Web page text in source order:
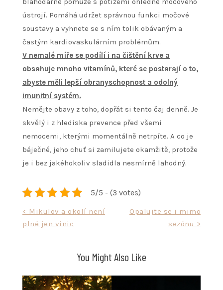
ústrojí. Pomáhá udržet správnou funkci močové
soustavy a vyhnete se s ním tolik obávaným a
častým kardiovaskulárním problémům.
V nemalé míře se podílí i na čištění krve a
obsahuje mnoho vitamínů, které se postarají o to,
abyste měli lepší obranyschopnost a odolný
imunitní systém.
Nemějte obavy z toho, dopřát si tento čaj denně. Je
skvělý i z hlediska prevence před všemi
nemocemi, kterými momentálně netrpíte. A co je
báječné, jeho chuť si zamilujete okamžitě, protože
je i bez jakéhokoliv sladidla nesmírně lahodný.
5/5 - (3 votes)
Navigace< Mikulov a okolí není
plné jen vinic
Opalujte se i mimo
sezónu >
You Might Also Like